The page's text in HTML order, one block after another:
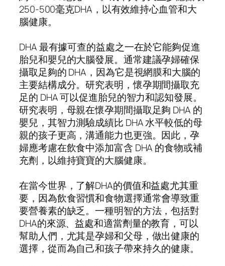
250-500毫克DHA，以有效維持心血管和大
腦健康。
DHA 最有據可查的益處之一在於它能夠促進
胎兒和嬰兒的大腦發展。通常建議孕婦確保
攝取足夠的 DHA，因為它是視網膜和大腦的
主要結構成分。研究表明，懷孕期間攝取充
足的 DHA 可以促進胎兒的智力和認知發展。
研究表明，母親在懷孕期間攝取足夠 DHA 的
嬰兒，其智力測驗成績比 DHA 水平較低的母
親的孩子更高，溝通能力也更強。因此，孕
婦應考慮在飲食中添加富含 DHA 的食物或補
充劑，以維持寶寶的大腦健康。
在當今世界，了解DHA的價值和益處尤其重
要，因為飲食習慣和食物選擇通常會導致重
要營養素的缺乏。一種明智的方法，包括對
DHA的來源、益處和適當劑量的教育，可以
幫助人們，尤其是孕婦和父母，做出健康的
選擇，從而為自己和孩子帶來持久的健康。